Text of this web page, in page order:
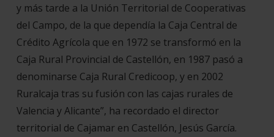
y más tarde a la Unión Territorial de Cooperativas
del Campo, de la que dependía la Caja Central de
Crédito Agrícola que en 1972 se transformó en la
Caja Rural Provincial de Castellón, en 1987 pasó a
denominarse Caja Rural Credicoop, y en 2002
Ruralcaja tras su fusión con las cajas rurales de
Valencia y Alicante”, ha recordado el director
territorial de Cajamar en Castellón, Jesús García.